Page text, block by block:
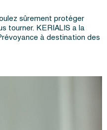
sûrement protéger
tourner. KERIALIS a la
à destination des